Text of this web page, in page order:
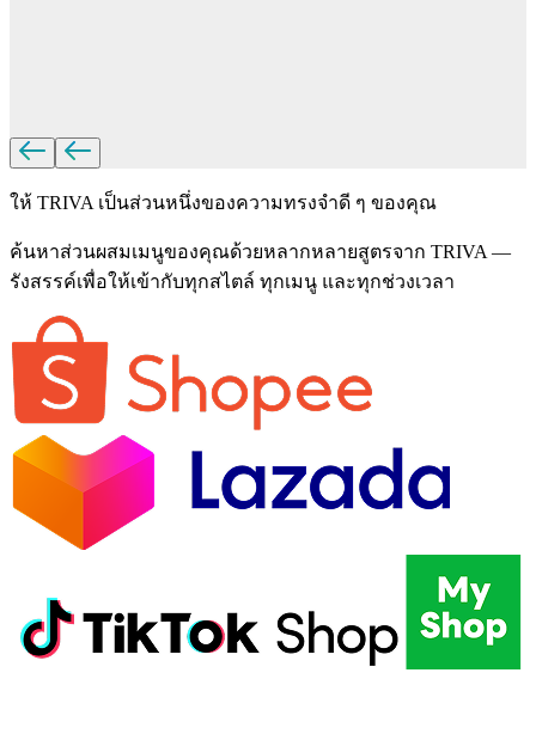
ให้ TRIVA เป็นส่วนหนึ่งของความทรงจำดี ๆ ของคุณ
ค้นหาส่วนผสมเมนูของคุณด้วยหลากหลายสูตรจาก TRIVA —
รังสรรค์เพื่อให้เข้ากับทุกสไตล์ ทุกเมนู และทุกช่วงเวลา